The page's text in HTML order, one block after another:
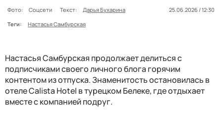
Фото: Соцсети Текст: Дарья Бухарина
25.06.2026 / 12:30
Теги:
Настасья Самбурская
Настасья Самбурская продолжает делиться с
подписчиками своего личного блога горячим
контентом из отпуска. Знаменитость остановилась в
отеле Calista Hotel в турецком Белеке, где отдыхает
вместе с компанией подруг.